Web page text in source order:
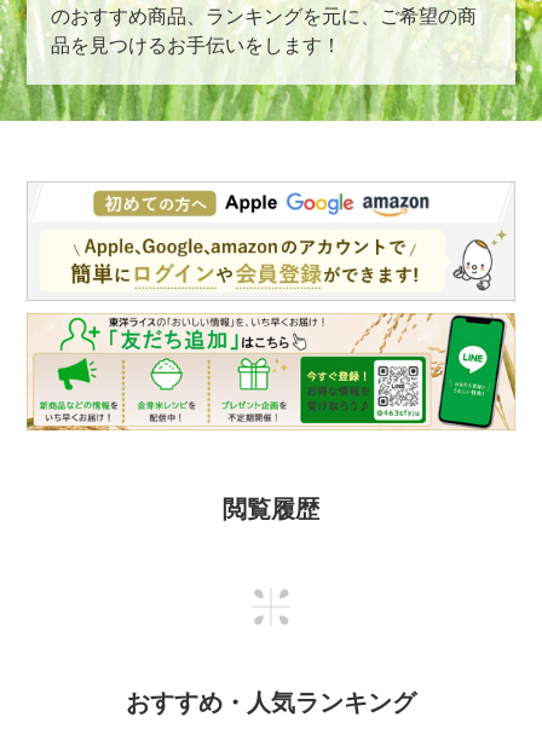
のおすすめ商品、ランキングを元に、ご希望の商
品を見つけるお手伝いをします！
閲覧履歴
おすすめ・人気ランキング